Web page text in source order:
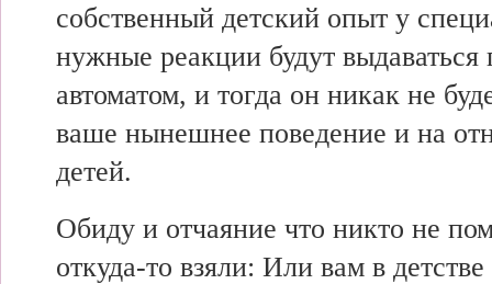
собственный детский опыт у
нужные реакции будут выдаваться
автоматом, и тогда он никак не
ваше нынешнее поведение и на
детей.
Обиду и отчаяние что никто не
откуда-то взяли: Или вам в